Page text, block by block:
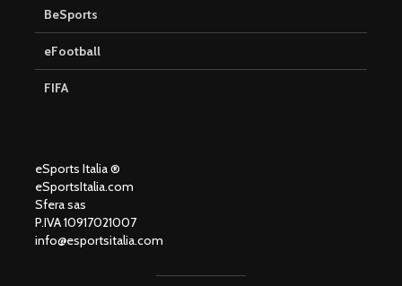
BeSports
eFootball
FIFA
eSports Italia ®
eSportsItalia.com
Sfera sas
P.IVA 10917021007
info@esportsitalia.com